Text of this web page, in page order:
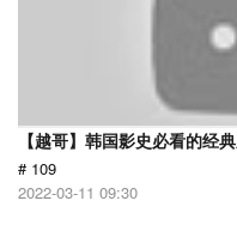
【越哥】韩国影史必看的经
# 109
2022-03-11 09:30